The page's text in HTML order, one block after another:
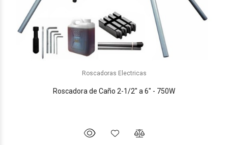
Roscadoras Electricas
Roscadora de Caño 2-1/2" a 6" - 750W